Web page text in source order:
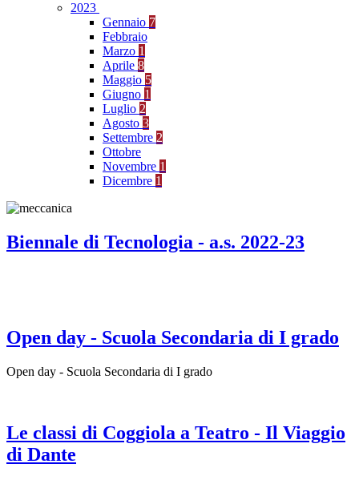
2023
Gennaio 7
Febbraio
Marzo 1
Aprile 8
Maggio 5
Giugno 1
Luglio 2
Agosto 3
Settembre 2
Ottobre
Novembre 1
Dicembre 1
Biennale di Tecnologia - a.s. 2022-23
Open day - Scuola Secondaria di I grado
Open day - Scuola Secondaria di I grado
Le classi di Coggiola a Teatro - Il Viaggio
di Dante